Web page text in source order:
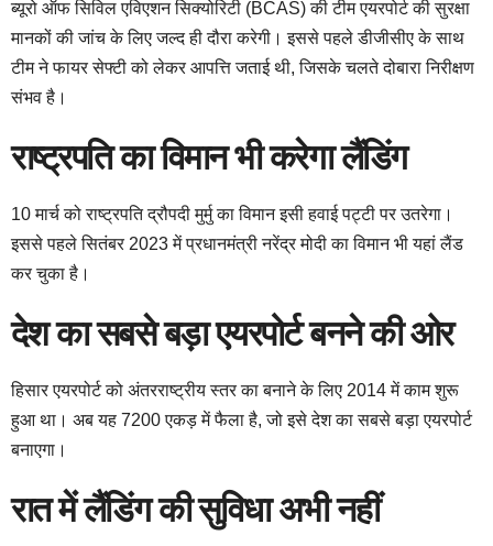
ब्यूरो ऑफ सिविल एविएशन सिक्योरिटी (BCAS) की टीम एयरपोर्ट की सुरक्षा
मानकों की जांच के लिए जल्द ही दौरा करेगी। इससे पहले डीजीसीए के साथ
टीम ने फायर सेफ्टी को लेकर आपत्ति जताई थी, जिसके चलते दोबारा निरीक्षण
संभव है।
राष्ट्रपति का विमान भी करेगा लैंडिंग
10 मार्च को राष्ट्रपति द्रौपदी मुर्मु का विमान इसी हवाई पट्टी पर उतरेगा।
इससे पहले सितंबर 2023 में प्रधानमंत्री नरेंद्र मोदी का विमान भी यहां लैंड
कर चुका है।
देश का सबसे बड़ा एयरपोर्ट बनने की ओर
हिसार एयरपोर्ट को अंतरराष्ट्रीय स्तर का बनाने के लिए 2014 में काम शुरू
हुआ था। अब यह 7200 एकड़ में फैला है, जो इसे देश का सबसे बड़ा एयरपोर्ट
बनाएगा।
रात में लैंडिंग की सुविधा अभी नहीं